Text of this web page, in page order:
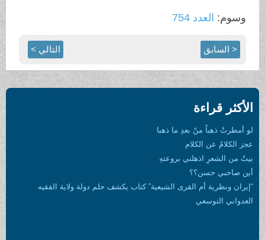
وسوم:العدد 754
< السابق التالي >
الأكثر قراءة
لو أمطرتْ ذهباً منْ بعدِ ما ذهبا
عجز الكلامُ عن الكلام
بيتٌ من الشعرِ اذهلني بروعتهِ
أين صاحبي حسن؟؟
“إيران ونظرية أم القرى الشيعية” كتاب يكشف حلم دولة ولاية الفقيه
العدواني التوسعي